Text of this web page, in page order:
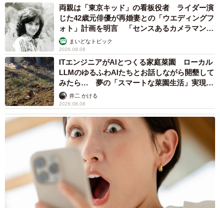
両親は「東京キッド」の看板役者 ライダー演
じた42歳元俳優が再婚妻との「ウエディングフ
ォト」計画を明言 「センスあるカメラマン求
む」まいどなトピック
2026.08.08
ITエンジニアがAIとつくる家庭菜園 ローカル
LLMのゆるふわAIたちとお話しながら開墾して
みたら… 夢の「スマートな菜園生活」実現な
るか井二 かける
2026.08.08